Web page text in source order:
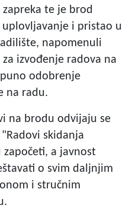
te je brod
i pristao u
napomenuli
izvođenje radova na
odobrenje
na radu.
na brodu odvijaju se
skidanja
a javnost
o svim daljnjim
i stručnim